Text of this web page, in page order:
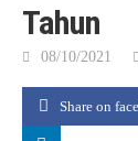
Tahun
08/10/2021
Share on